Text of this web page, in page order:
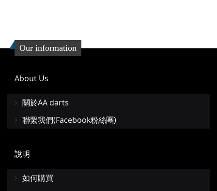
Our information
About Us
關於AA darts
聯繫我們(Facebook粉絲團)
說明
如何購買